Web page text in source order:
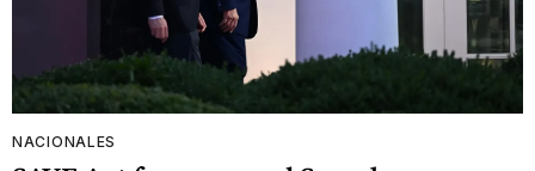
NACIONALES